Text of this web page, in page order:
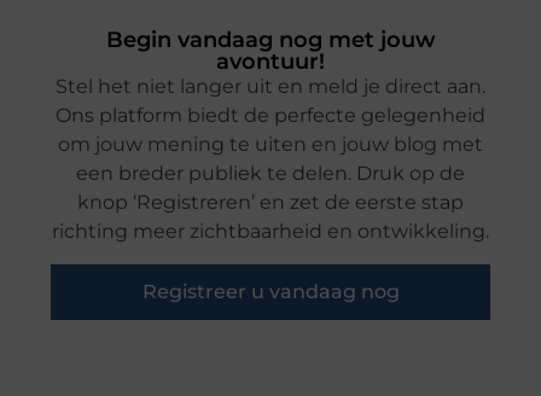
Begin vandaag nog met jouw
avontuur!
Stel het niet langer uit en meld je direct aan.
Ons platform biedt de perfecte gelegenheid
om jouw mening te uiten en jouw blog met
een breder publiek te delen. Druk op de
knop ‘Registreren’ en zet de eerste stap
richting meer zichtbaarheid en ontwikkeling.
Registreer u vandaag nog